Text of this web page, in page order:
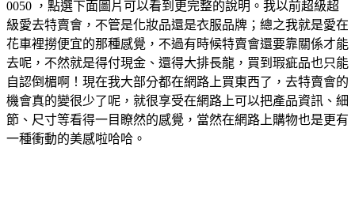
0050 ，點選下面圖片可以看到更完整的說明。我以前超級超
級愛去特賣會，不管是化妝品還是衣服品牌；總之我就是愛在
花車裡撈便宜的那種感覺，不過有時候特賣會還要靠關係才能
去呢，不然就是得付現金、還得大排長龍，買到瑕疵品也只能
自認倒楣啊！現在我大部分都在網路上買東西了，去特賣會的
機會真的變很少了呢，就很享受在網路上可以把產品資訊、細
節、尺寸等看得一目瞭然的感覺，當然在網路上購物也是更有
一種衝動的美感啦哈哈。